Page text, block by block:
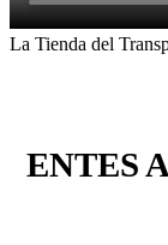
La Tienda del
ENTES